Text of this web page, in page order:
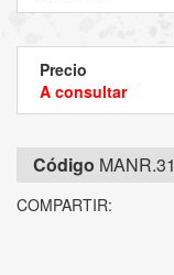
Precio
A consultar
Código MANR.31
COMPARTIR: